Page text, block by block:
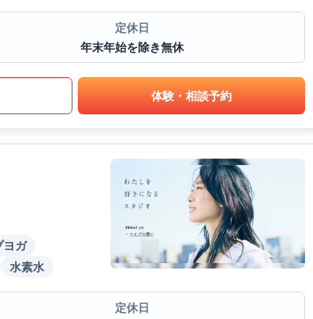
定休日
年末年始を除き無休
体験・相談予約
ヨガ
水素水
定休日